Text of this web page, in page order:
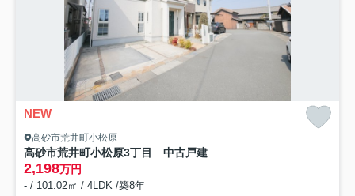
NEW
高砂市荒井町小松原
高砂市荒井町小松原3丁目 中古戸建
2,198万円
- / 101.02㎡ / 4LDK /築8年